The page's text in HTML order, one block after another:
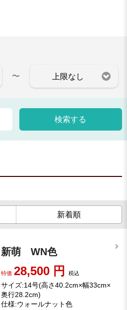
〜 上限なし
検索する
新着順
新萌 WN色
特価 28,500 円税込
サイズ:14号(高さ40.2cm×幅33cm×
奥行28.2cm)
仕様:ウォールナット色